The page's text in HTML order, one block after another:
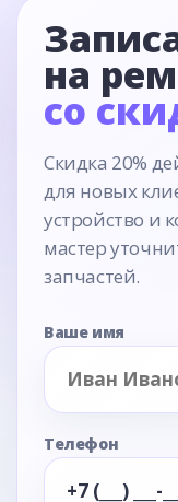
на
со
Скидка 20%
для новых
устройство и
мастер
запчастей.
Ваше имя
Телефон